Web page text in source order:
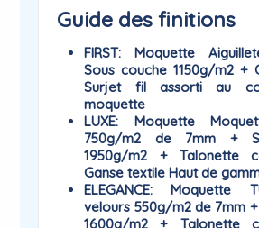
Guide des finitions
FIRST: Moquette
Sous couche 1150g/m2 +
Surjet fil assorti au
moquette
LUXE: Moquette
750g/m2 de 7mm +
1950g/m2 + Talonette
Ganse textile Haut de
ELEGANCE: Moquette
velours 550g/m2 de 7mm
1600g/m2 + Talonette